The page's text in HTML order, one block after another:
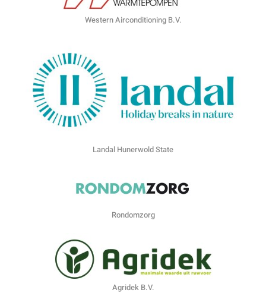
Western Airconditioning B.V.
Landal Hunerwold State
Rondomzorg
Agridek B.V.